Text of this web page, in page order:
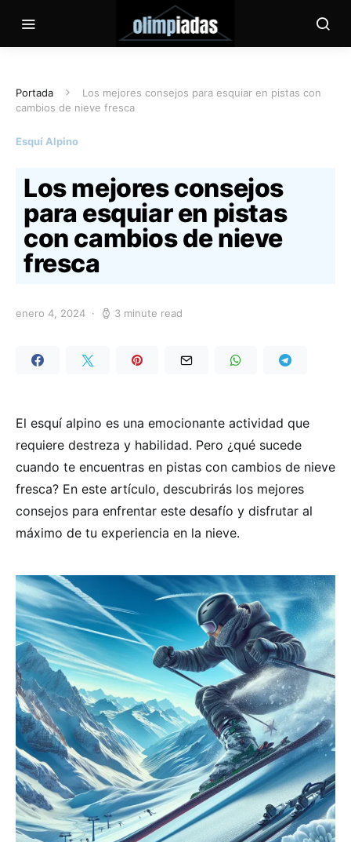
Portada
Los mejores consejos para esquiar en pistas con
cambios de nieve fresca
Esquí Alpino
Los mejores consejos
para esquiar en pistas
con cambios de nieve
fresca
enero 4, 2024 3 minute read
El esquí alpino es una emocionante actividad que
requiere destreza y habilidad. Pero ¿qué sucede
cuando te encuentras en pistas con cambios de nieve
fresca? En este artículo, descubrirás los mejores
consejos para enfrentar este desafío y disfrutar al
máximo de tu experiencia en la nieve.